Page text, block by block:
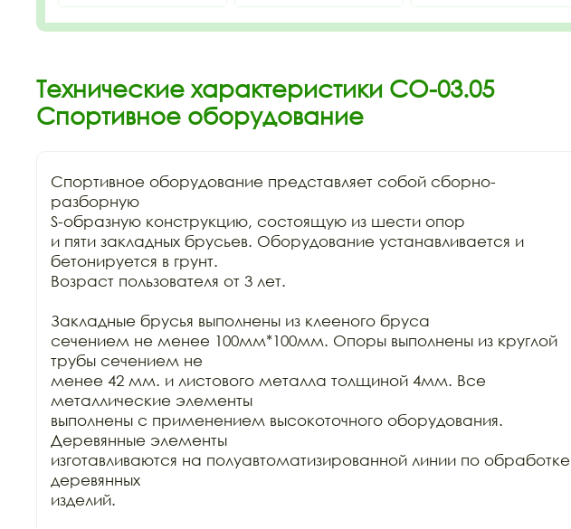
Технические характеристики СО-03.05
Спортивное оборудование
Спортивное оборудование представляет собой сборно-
разборную
S-образную конструкцию, состоящую из шести опор
и пяти закладных брусьев. Оборудование устанавливается и
бетонируется в грунт.
Возраст пользователя от 3 лет.
Закладные брусья выполнены из клееного бруса
сечением не менее 100мм*100мм. Опоры выполнены из круглой
трубы сечением не
менее 42 мм. и листового металла толщиной 4мм. Все
металлические элементы
выполнены с применением высокоточного оборудования.
Деревянные элементы
изготавливаются на полуавтоматизированной линии по обработке
деревянных
изделий.